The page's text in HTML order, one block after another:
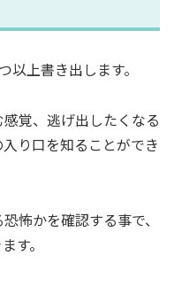
上書き出します。
覚、逃げ出したくなる
り口を知ることができ
怖かを確認する事で、
す。